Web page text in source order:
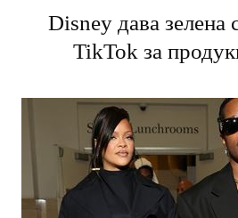
Disney дава зелена
TikTok за